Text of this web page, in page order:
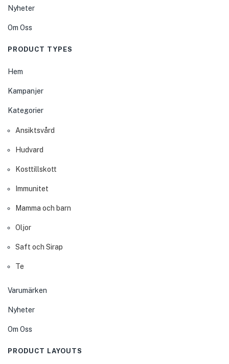
Nyheter
Om Oss
PRODUCT TYPES
Hem
Kampanjer
Kategorier
Ansiktsvård
Hudvard
Kosttillskott
Immunitet
Mamma och barn
Oljor
Saft och Sirap
Te
Varumärken
Nyheter
Om Oss
PRODUCT LAYOUTS